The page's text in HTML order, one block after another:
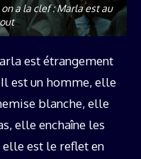
a la clef : Marla est au
est étrangement
est un homme, elle
blanche, elle
elle enchaîne les
elle est le reflet en